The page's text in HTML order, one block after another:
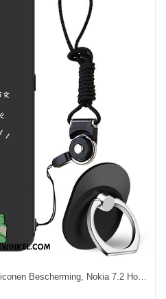
Nokia 7.2 Hoesje Spotprent Siliconen Bescherming, Nokia 7.2 Hoesje Trend All Inclusive